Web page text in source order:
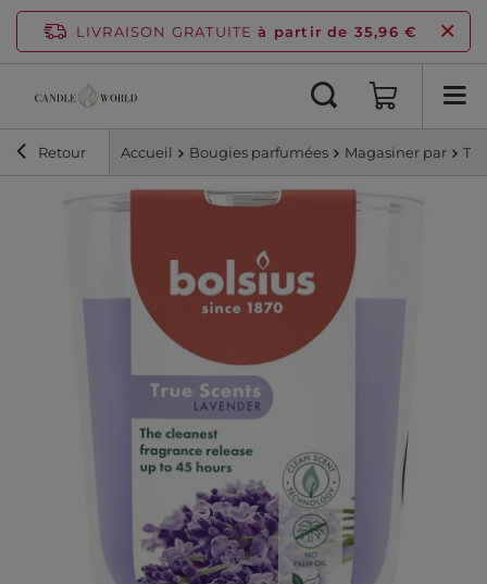
LIVRAISON GRATUITE à partir de 35,96 €
Retour Accueil Bougies parfumées Magasiner par